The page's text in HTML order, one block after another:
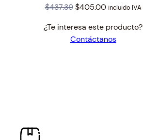
$437.39 Original
was:
$437.39.
$405.00Current
is:
$405.00.
incluido IVA
¿Te interesa este producto?
Contáctanos